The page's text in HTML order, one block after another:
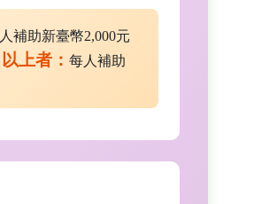
補助新臺幣2,000元
上者： 每人補助